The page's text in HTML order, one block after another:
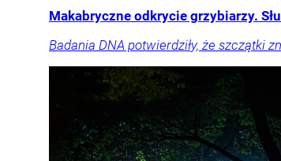
Makabryczne odkrycie grzybiarzy.
Badania DNA potwierdziły, że szczątki